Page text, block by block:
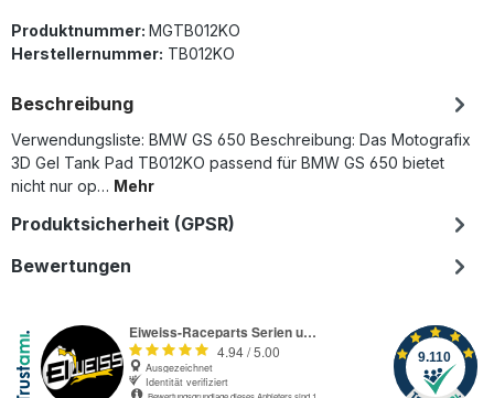
Produktnummer: MGTB012KO
Herstellernummer: TB012KO
Beschreibung
Verwendungsliste: BMW GS 650 Beschreibung: Das Motografix
3D Gel Tank Pad TB012KO passend für BMW GS 650 bietet
nicht nur op… Mehr
Produktsicherheit (GPSR)
Bewertungen